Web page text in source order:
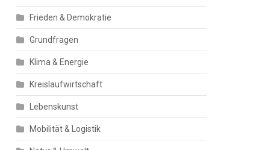
Frieden & Demokratie
Grundfragen
Klima & Energie
Kreislaufwirtschaft
Lebenskunst
Mobilität & Logistik